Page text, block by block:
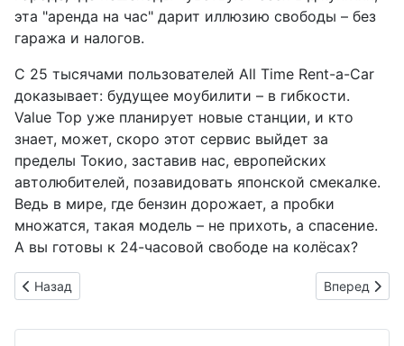
эта "аренда на час" дарит иллюзию свободы – без
гаража и налогов.
С 25 тысячами пользователей All Time Rent-a-Car
доказывает: будущее моубилити – в гибкости.
Value Top уже планирует новые станции, и кто
знает, может, скоро этот сервис выйдет за
пределы Токио, заставив нас, европейских
автолюбителей, позавидовать японской смекалке.
Ведь в мире, где бензин дорожает, а пробки
множатся, такая модель – не прихоть, а спасение.
А вы готовы к 24-часовой свободе на колёсах?
Предыдущий: Nissan Sakura с выдвижной солнечной
Назад Следующий:
Вперед